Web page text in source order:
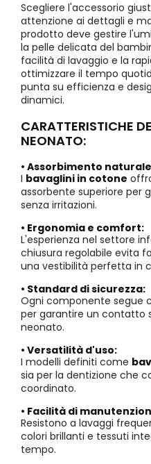
Scegliere l'accessorio
attenzione ai dettagli e
prodotto deve gestire
la pelle delicata del
facilità di lavaggio e la
ottimizzare il tempo
punta su efficienza e
dinamici.
CARATTERISTICHE
NEONATO:
• Assorbimento
I bavaglini in cotone
assorbente superiore per
senza irritazioni.
• Ergonomia e comfort:
L'esperienza nel settore
chiusura regolabile evita
una vestibilità perfetta in
• Standard di sicurezza:
Ogni componente segue
per garantire un contatto
neonato.
• Versatilità d'uso:
I modelli definiti come
sia per la dentizione che
coordinato.
• Facilità di
Resistono a lavaggi
colori brillanti e tessuti
tempo.